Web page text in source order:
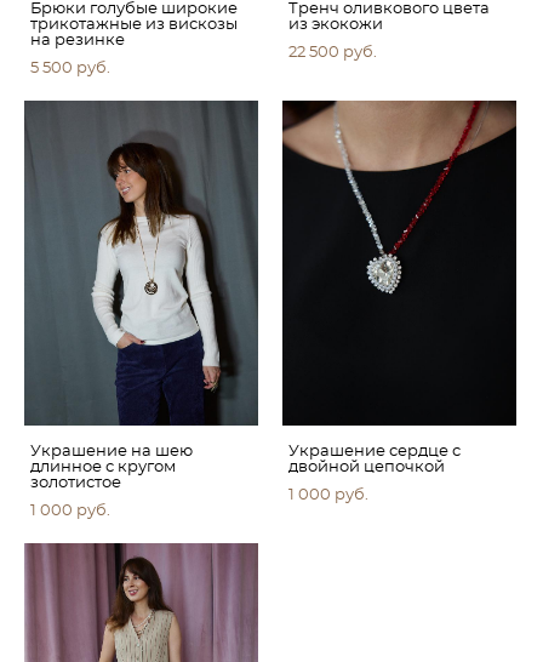
Брюки голубые широкие
трикотажные из вискозы
на резинке
5 500 pуб.
Тренч оливкового цвета
из экокожи
22 500 pуб.
Украшение на шею
длинное с кругом
золотистое
1 000 pуб.
Украшение сердце с
двойной цепочкой
1 000 pуб.